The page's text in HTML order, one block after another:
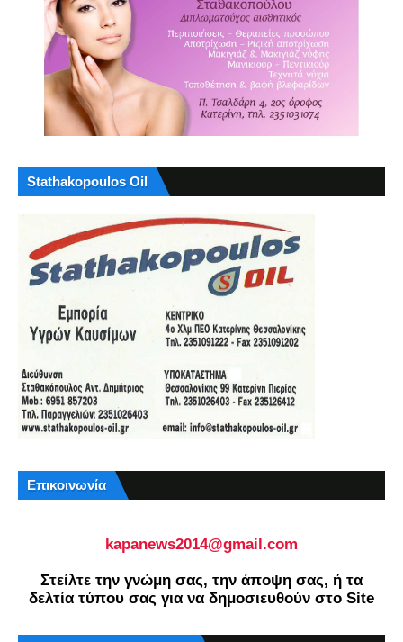
Stathakopoulos Oil
Επικοινωνία
kapanews2014@gmail.com
Στείλτε την γνώμη σας, την άποψη σας, ή τα
δελτία τύπου σας για να δημοσιευθούν στο Site